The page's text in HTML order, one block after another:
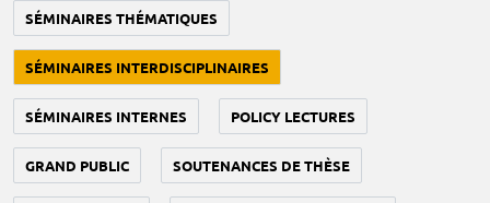
SÉMINAIRES THÉMATIQUES
SÉMINAIRES INTERDISCIPLINAIRES
SÉMINAIRES INTERNES POLICY LECTURES
GRAND PUBLIC SOUTENANCES DE THÈSE